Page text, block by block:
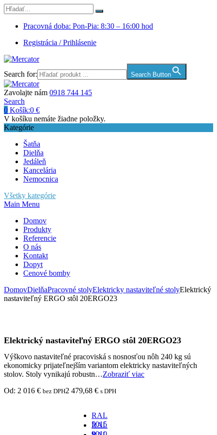
Pracovná doba: Pon-Pia: 8:30 – 16:00 hod
Registrácia / Prihlásenie
Search for: Search Button
Zavolajte nám 0918 744 145
Search
0 Košík:0 €
V košíku nemáte žiadne položky.
Kategórie
Šatňa
Dielňa
Jedáleň
Kancelária
Nemocnica
Všetky kategórie
Main Menu
Domov
Produkty
Referencie
O nás
Kontakt
Dopyt
Cenové bomby
DomovDielňaPracovné stolyElektricky nastaviteľné stolyElektrický
nastaviteľný ERGO stôl 20ERGO23
Elektrický nastaviteľný ERGO stôl 20ERGO23
Výškovo nastaviteľné pracoviská s nosnosťou nôh 240 kg sú
ekonomicky prijateľnejším variantom elektricky nastaviteľných
stolov. Stoly vynikajú robustn…Zobraziť viac
Od: 2 016 € bez DPH2 479,68 € s DPH
RAL
5015
-
RAL